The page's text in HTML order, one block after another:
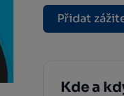
Přidat
Kde a